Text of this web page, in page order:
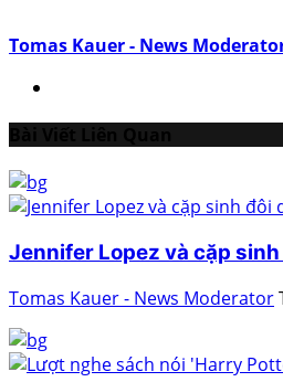
Tomas Kauer - News
Jennifer Lopez và cặp
Tomas Kauer - News Moderator